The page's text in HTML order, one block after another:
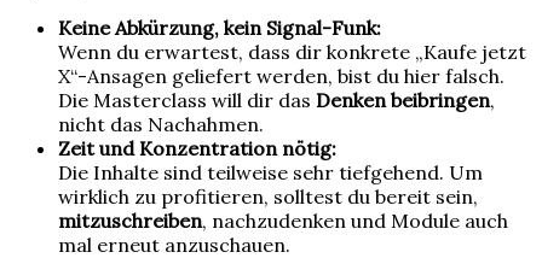
Keine Abkürzung, kein Signal-Funk:
Wenn du erwartest, dass dir konkrete „Kaufe jetzt
X“-Ansagen geliefert werden, bist du hier falsch.
Die Masterclass will dir das Denken beibringen,
nicht das Nachahmen.
Zeit und Konzentration nötig:
Die Inhalte sind teilweise sehr tiefgehend. Um
wirklich zu profitieren, solltest du bereit sein,
mitzuschreiben, nachzudenken und Module auch
mal erneut anzuschauen.